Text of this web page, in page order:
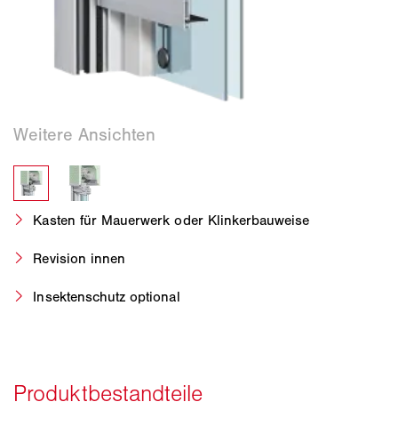
Kasten für Mauerwerk oder Klinkerbauweise
Revision innen
Insektenschutz optional